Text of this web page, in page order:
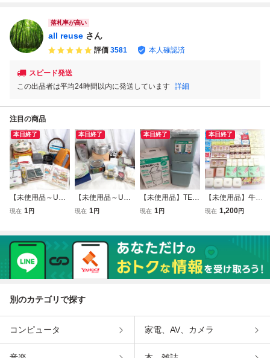
落札率が高い
all reuse さん
評価 3581 本人確認済
スピード発送
この出品者は平均24時間以内に発送しています 詳細
注目の商品
本日終了
【未使用品～USE
D品】土鍋 掛時計
イマッサージャー
EYE RELAX/フラ
ワーベース/布団圧
縮袋/RST7-12
現在 1円
本日終了
【未使用品～USE
D品】HOYA CRY
他 生活雑貨おまと
めセット/フラワー
ベース/両手鍋/丸
皿/RST8-12
現在 1円
本日終了
【未使用品】TEN
MA 天馬 DUSTIO
21L+21L/ワンタッ
チ開閉/プッシュ
式/コンパクト/イ
ンテリア/RST5-12
現在 1円
本日終了
【未使用品】牛乳
石鹸 青箱 赤箱含
堂/カネボウ/ソー
プ/せっけん/ボデ
ィケア/RHG44-8
現在 1,200円
別のカテゴリで探す
コンピュータ 家電、AV、カメラ